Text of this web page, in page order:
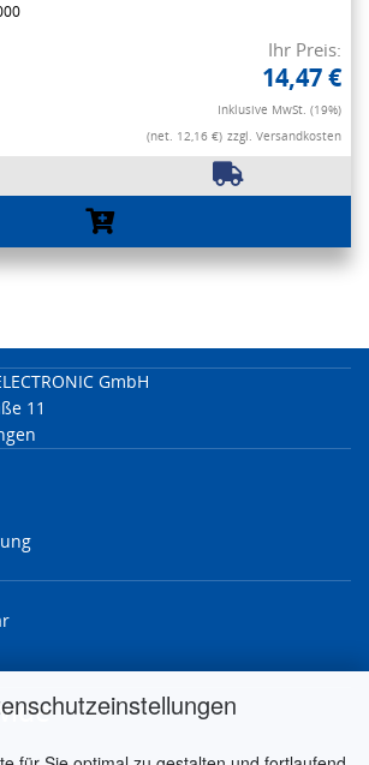
Ihr Preis:
14,47 €
Inklusive MwSt. (19%)
(net. 12,16 €) zzgl. Versandkosten
GmbH
11